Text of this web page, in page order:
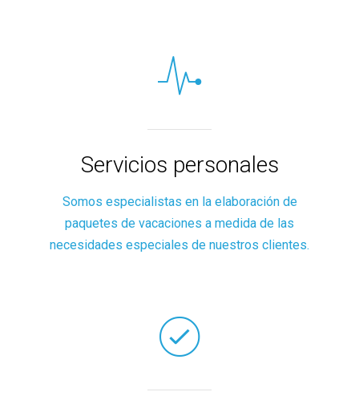
Servicios personales
Somos especialistas en la elaboración de
paquetes de vacaciones a medida de las
necesidades especiales de nuestros clientes.